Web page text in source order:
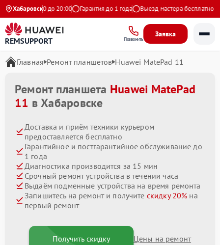
Хабаровск
с 9:00 до 20:00 Гарантия до 1 года Выезд мастера бесплатно
REMSUPPORT Позвонить
Заявка
Главная Ремонт планшетов Huawei MatePad 11
Ремонт планшета Huawei MatePad
11 в Хабаровске
Доставка и приём техники курьером
предоставляется бесплатно
Гарантийное и постгарантийное обслуживание до
1 года
Диагностика производится за 15 мин
Срочный ремонт устройства в течении часа
Выдаём подменные устройства на время ремонта
Запишитесь на ремонт и получите скидку 20% на
первый ремонт
Получить скидку Цены на ремонт